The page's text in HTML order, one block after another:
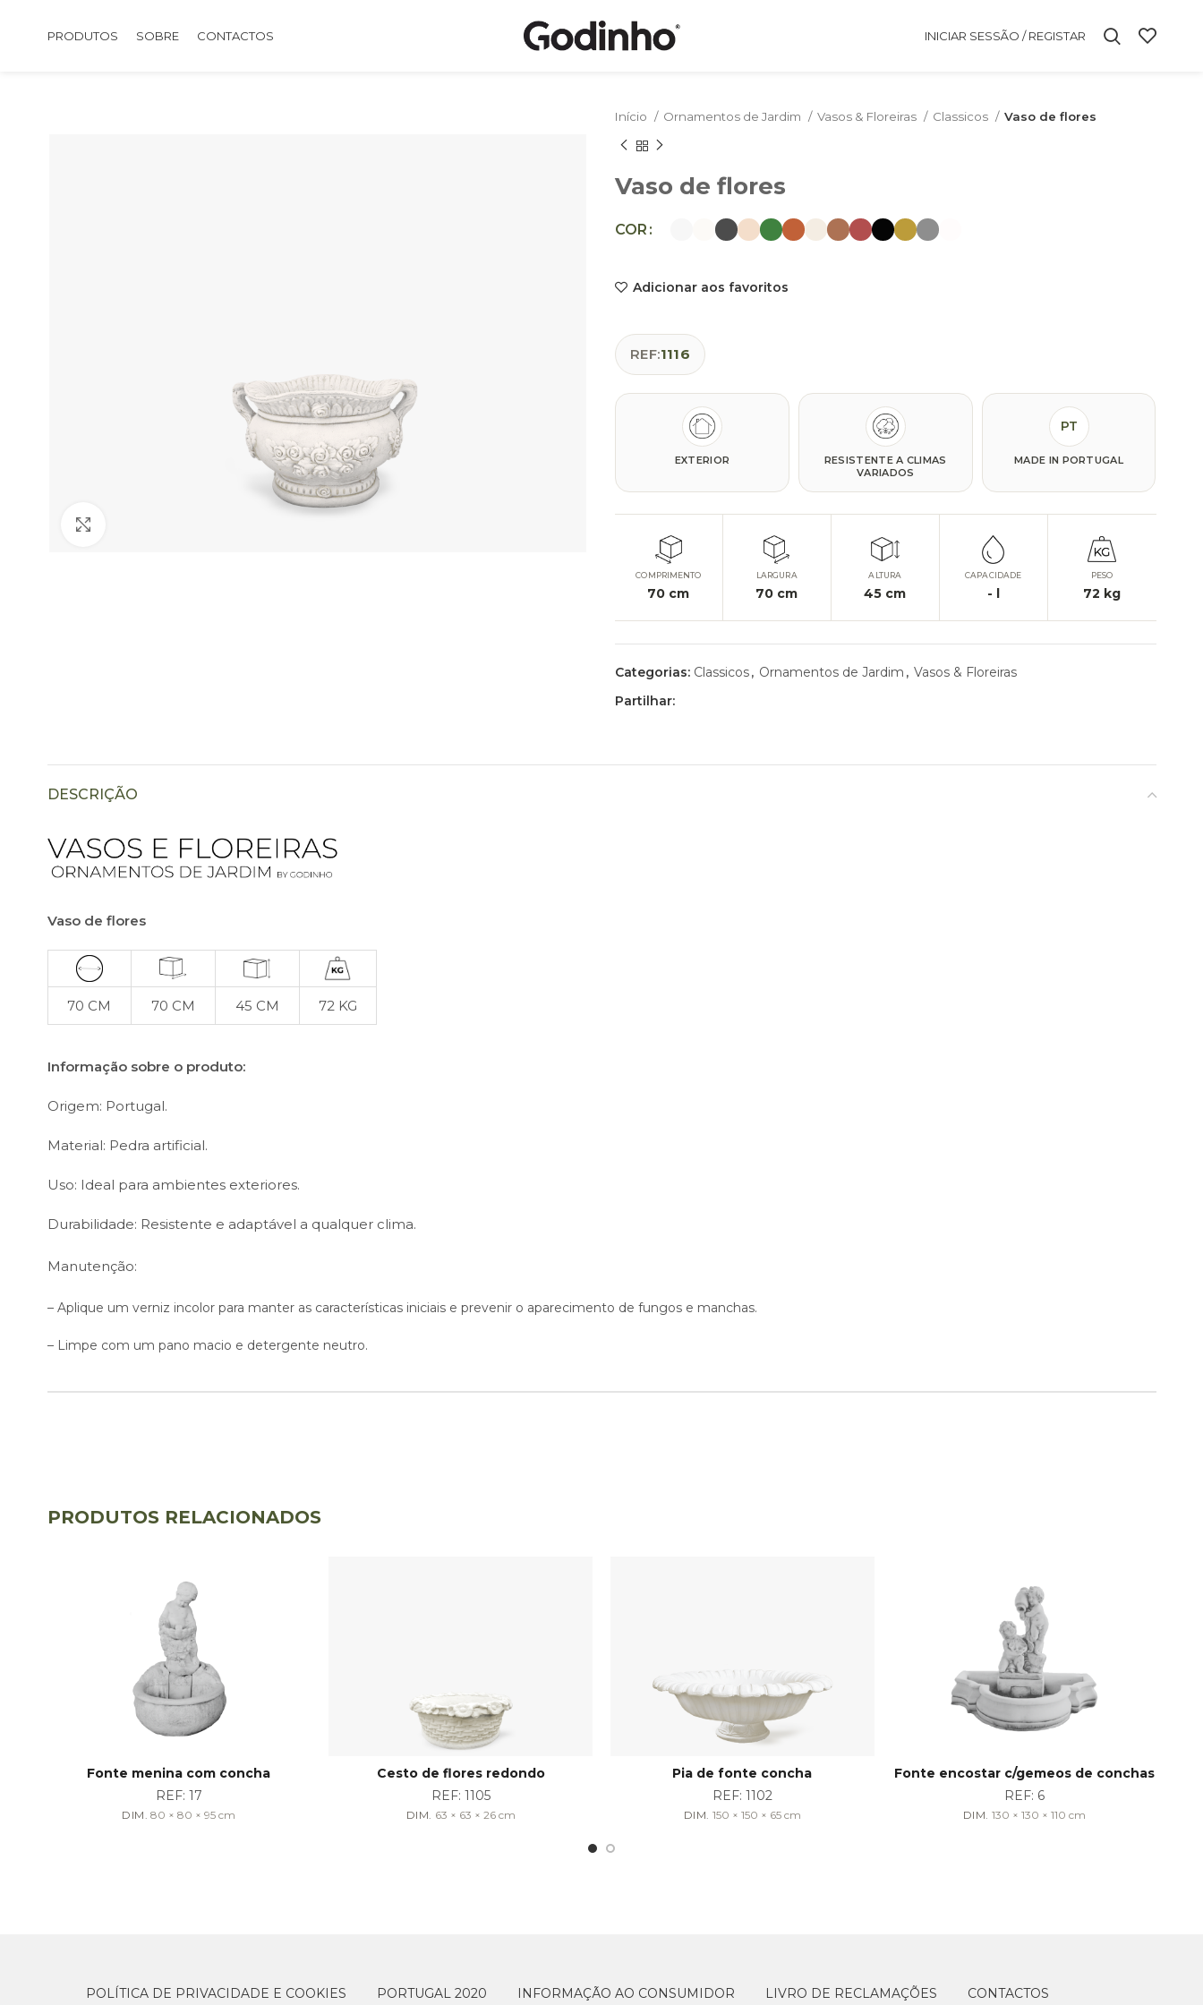
PRODUTOS SOBRE CONTACTOS INICIAR SESSÃO / REGISTAR
Início Ornamentos de Jardim Vasos & Floreiras Classicos Vaso de flores
Vaso de flores
COR
Adicionar aos favoritos
REF:1116
EXTERIOR
RESISTENTE A CLIMAS
VARIADOS
PT
MADE IN PORTUGAL
COMPRIMENTO
70 cm
LARGURA
70 cm
ALTURA
45 cm
CAPACIDADE
- l
PESO
72 kg
Categorias: Classicos, Ornamentos de Jardim , Vasos & Floreiras
Partilhar:
DESCRIÇÃO
Vaso de flores
70 CM 70 CM 45 CM 72 KG
Informação sobre o produto:
Origem: Portugal.
Material: Pedra artificial.
Uso: Ideal para ambientes exteriores.
Durabilidade: Resistente e adaptável a qualquer clima.
Manutenção:
– Aplique um verniz incolor para manter as características iniciais e prevenir o aparecimento de fungos e manchas.
– Limpe com um pano macio e detergente neutro.
PRODUTOS RELACIONADOS
Fonte menina com concha
REF: 17
DIM. 80 × 80 × 95cm
Cesto de flores redondo
REF: 1105
DIM. 63 × 63 × 26 cm
Pia de fonte concha
REF: 1102
DIM. 150 × 150 × 65 cm
Fonte encostar c/gemeos de conchas
REF: 6
DIM. 130 × 130 × 110 cm
POLÍTICA DE PRIVACIDADE E COOKIES PORTUGAL 2020 INFORMAÇÃO AO CONSUMIDOR LIVRO DE RECLAMAÇÕES CONTACTOS